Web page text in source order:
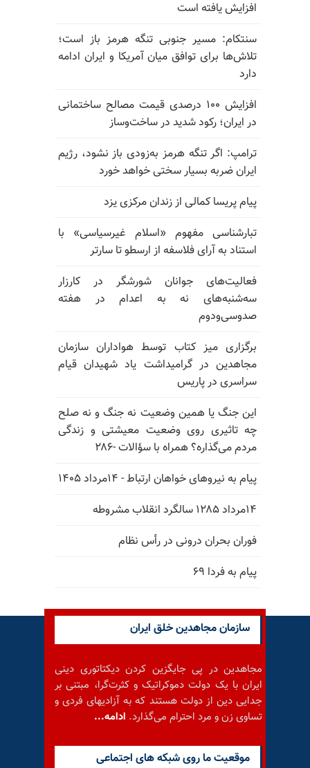
افزایش یافته است
سنتکام: مسیر جنوبی تنگه هرمز باز است؛
تلاش‌ها برای توافق میان آمریکا و ایران ادامه
دارد
افزایش ۱۰۰ درصدی قیمت مصالح ساختمانی
در ایران؛ رکود شدید در ساخت‌وساز
ترامپ: اگر تنگه هرمز به‌زودی باز نشود، رژیم
ایران ضربه بسیار سختی خواهد خورد
پیام پریسا کمالی از زندان مرکزی یزد
تبارشناسی مفهوم «اسلام غیرسیاسی» با
استناد به آرای فلاسفه از ارسطو تا سارتر
فعالیت‌های جوانان شورشگر در کارزار
سه‌شنبه‌های نه به اعدام در هفته
صدوسی‌و‌دوم
برگزاری میز کتاب توسط هواداران سازمان
مجاهدین در گرامیداشت یاد شهیدان قیام
سراسری در پاریس
این جنگ یا همین وضعیت نه جنگ و نه صلح
چه تاثیری روی وضعیت معیشتی و زندگی
مردم می‌گذاره؟ همراه با سؤالات -۲۸۶
پیام به نیروهای خواهان ارتباط - ۱۴مرداد ۱۴۰۵
۱۴مرداد ۱۲۸۵ سالگرد انقلاب مشروطه
فوران بحران درونی در رأس نظام
پیام به فردا ۶۹
سازمان مجاهدین خلق ایران
مجاهدین در پی جایگزین کردن دیکتاتوری دینی
ایران با یک دولت دموکراتیک و کثرت‌گرا، مبتنی بر
جدایی دین از دولت هستند که به آزادیهای فردی و
تساوی زن و مرد احترام می‌گذارد. ادامه...
موقعيت ما روى شبكه هاى اجتماعى